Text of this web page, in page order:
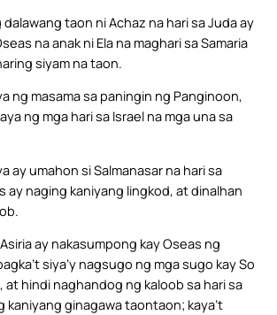
dalawang taon ni Achaz na hari sa Juda ay
na anak ni Ela na maghari sa Samaria
siyam na taon.
ng masama sa paningin ng Panginoon,
ng mga hari sa Israel na mga una sa
ay umahon si Salmanasar na hari sa
ay naging kaniyang lingkod, at dinalhan
ay nakasumpong kay Oseas ng
siya’y nagsugo ng mga sugo kay So
at hindi naghandog ng kaloob sa hari sa
kaniyang ginagawa taontaon; kaya’t